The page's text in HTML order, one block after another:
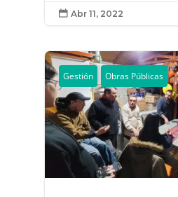
 Abr 11, 2022
Gestión Obras Públicas